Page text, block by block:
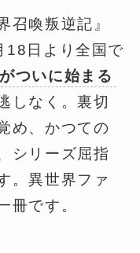
召喚叛逆記』
日より全国で
ついに始まる
しなく。裏切
め、かつての
シリーズ屈指
。異世界ファ
冊です。